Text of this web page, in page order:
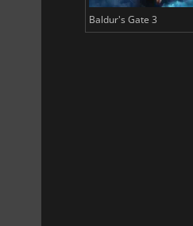
Baldur's Gate 3